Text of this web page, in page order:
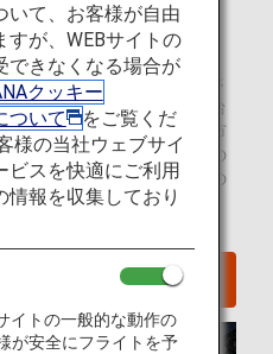
魅力的なハノイは、たくさ
々なお店が並び、そして屋台
います。古い歴史を持つ旧市
、広大なタンロン王城遺跡の
ベトナムコーヒーや切れ味の
い。
イトを探す
いて、お客様が自由
すが、WEBサイトの
できなくなる場合が
クッキー
ついて
をご覧くだ
様の当社ウェブサイ
ビスを快適にご利用
情報を収集しており
イトの一般的な動作の
が安全にフライトを予